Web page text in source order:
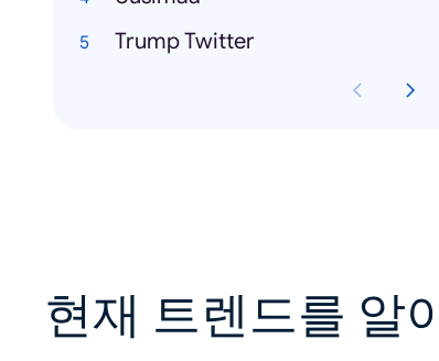
Trump Twitter
현재 트렌드를 알